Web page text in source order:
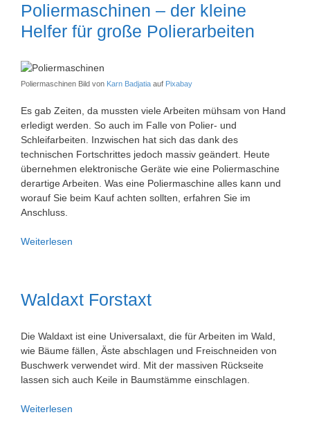
Poliermaschinen – der kleine
Helfer für große Polierarbeiten
Poliermaschinen Bild von Karn Badjatia auf Pixabay
Es gab Zeiten, da mussten viele Arbeiten mühsam von Hand
erledigt werden. So auch im Falle von Polier- und
Schleifarbeiten. Inzwischen hat sich das dank des
technischen Fortschrittes jedoch massiv geändert. Heute
übernehmen elektronische Geräte wie eine Poliermaschine
derartige Arbeiten. Was eine Poliermaschine alles kann und
worauf Sie beim Kauf achten sollten, erfahren Sie im
Anschluss.
Weiterlesen
Helfer
Polierarbeiten
Waldaxt Forstaxt
Die Waldaxt ist eine Universalaxt, die für Arbeiten im Wald,
wie Bäume fällen, Äste abschlagen und Freischneiden von
Buschwerk verwendet wird. Mit der massiven Rückseite
lassen sich auch Keile in Baumstämme einschlagen.
Weiterlesen